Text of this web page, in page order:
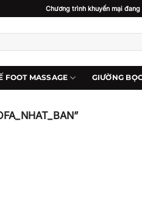
Chương trình khuyến mại đang
FOOT MASSAGE GIƯỜNG